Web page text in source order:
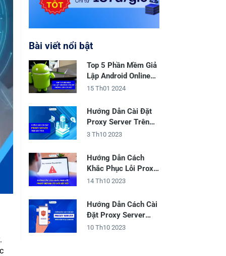
Bài viết nổi bật
Top 5 Phần Mềm Giả
Lập Android Online
Không Cần Cài Đặt
15 Th01 2024
Hướng Dẫn Cài Đặt
Proxy Server Trên
Máy Tính
3 Th10 2023
Hướng Dẫn Cách
Khắc Phục Lỗi Proxy
Server Từ Chối Kết
14 Th10 2023
Hướng Dẫn Cách Cài
Đặt Proxy Server
Trên Điện Thoại
10 Th10 2023